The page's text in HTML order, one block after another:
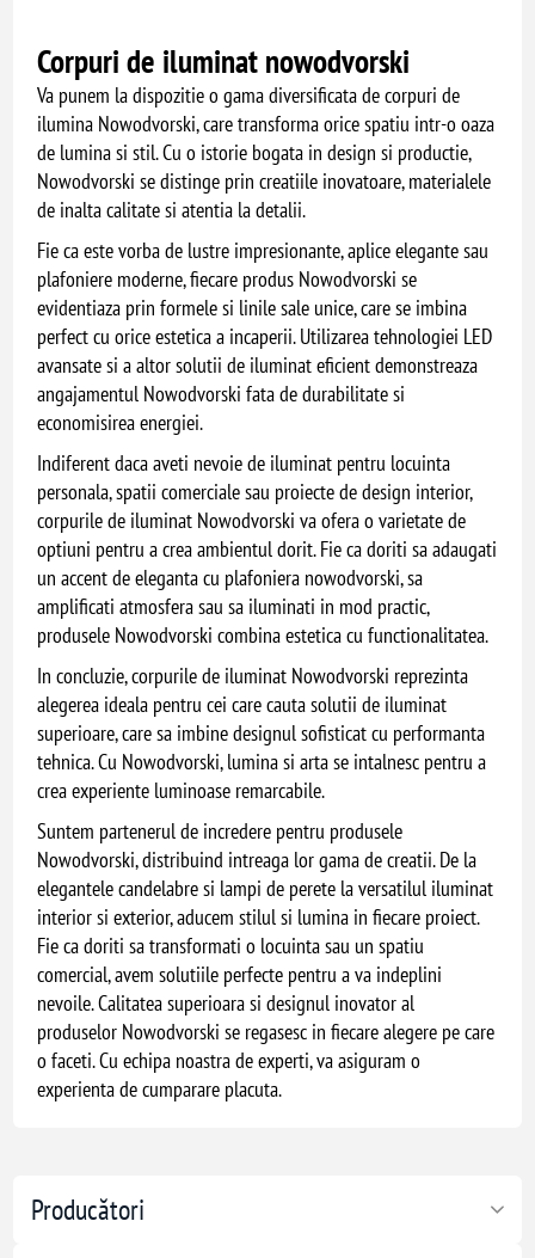
Producători
Corpuri de iluminat nowodvorski
Va punem la dispozitie o gama diversificata de corpuri de
ilumina Nowodvorski, care transforma orice spatiu intr-o oaza
de lumina si stil. Cu o istorie bogata in design si productie,
Nowodvorski se distinge prin creatiile inovatoare, materialele
de inalta calitate si atentia la detalii.
Fie ca este vorba de lustre impresionante, aplice elegante sau
plafoniere moderne, fiecare produs Nowodvorski se
evidentiaza prin formele si linile sale unice, care se imbina
perfect cu orice estetica a incaperii. Utilizarea tehnologiei LED
avansate si a altor solutii de iluminat eficient demonstreaza
angajamentul Nowodvorski fata de durabilitate si
economisirea energiei.
Indiferent daca aveti nevoie de iluminat pentru locuinta
personala, spatii comerciale sau proiecte de design interior,
corpurile de iluminat Nowodvorski va ofera o varietate de
optiuni pentru a crea ambientul dorit. Fie ca doriti sa adaugati
un accent de eleganta cu plafoniera nowodvorski, sa
amplificati atmosfera sau sa iluminati in mod practic,
produsele Nowodvorski combina estetica cu functionalitatea.
In concluzie, corpurile de iluminat Nowodvorski reprezinta
alegerea ideala pentru cei care cauta solutii de iluminat
superioare, care sa imbine designul sofisticat cu performanta
tehnica. Cu Nowodvorski, lumina si arta se intalnesc pentru a
crea experiente luminoase remarcabile.
Suntem partenerul de incredere pentru produsele
Nowodvorski, distribuind intreaga lor gama de creatii. De la
elegantele candelabre si lampi de perete la versatilul iluminat
interior si exterior, aducem stilul si lumina in fiecare proiect.
Fie ca doriti sa transformati o locuinta sau un spatiu
comercial, avem solutiile perfecte pentru a va indeplini
nevoile. Calitatea superioara si designul inovator al
produselor Nowodvorski se regasesc in fiecare alegere pe care
o faceti. Cu echipa noastra de experti, va asiguram o
experienta de cumparare placuta.